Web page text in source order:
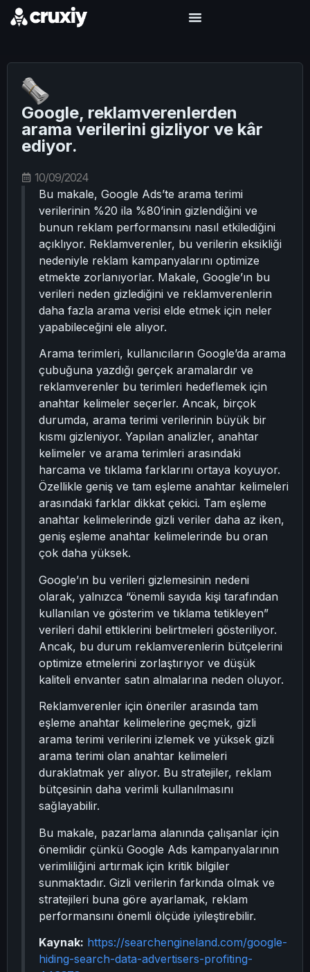
Google, reklamverenlerden
arama verilerini gizliyor ve kâr
ediyor.
10/09/2024
Bu makale, Google Ads’te arama terimi
verilerinin %20 ila %80’inin gizlendiğini ve
bunun reklam performansını nasıl etkilediğini
açıklıyor. Reklamverenler, bu verilerin eksikliği
nedeniyle reklam kampanyalarını optimize
etmekte zorlanıyorlar. Makale, Google’ın bu
verileri neden gizlediğini ve reklamverenlerin
daha fazla arama verisi elde etmek için neler
yapabileceğini ele alıyor.
Arama terimleri, kullanıcıların Google’da arama
çubuğuna yazdığı gerçek aramalardır ve
reklamverenler bu terimleri hedeflemek için
anahtar kelimeler seçerler. Ancak, birçok
durumda, arama terimi verilerinin büyük bir
kısmı gizleniyor. Yapılan analizler, anahtar
kelimeler ve arama terimleri arasındaki
harcama ve tıklama farklarını ortaya koyuyor.
Özellikle geniş ve tam eşleme anahtar kelimeleri
arasındaki farklar dikkat çekici. Tam eşleme
anahtar kelimelerinde gizli veriler daha az iken,
geniş eşleme anahtar kelimelerinde bu oran
çok daha yüksek.
Google’ın bu verileri gizlemesinin nedeni
olarak, yalnızca “önemli sayıda kişi tarafından
kullanılan ve gösterim ve tıklama tetikleyen”
verileri dahil ettiklerini belirtmeleri gösteriliyor.
Ancak, bu durum reklamverenlerin bütçelerini
optimize etmelerini zorlaştırıyor ve düşük
kaliteli envanter satın almalarına neden oluyor.
Reklamverenler için öneriler arasında tam
eşleme anahtar kelimelerine geçmek, gizli
arama terimi verilerini izlemek ve yüksek gizli
arama terimi olan anahtar kelimeleri
duraklatmak yer alıyor. Bu stratejiler, reklam
bütçesinin daha verimli kullanılmasını
sağlayabilir.
Bu makale, pazarlama alanında çalışanlar için
önemlidir çünkü Google Ads kampanyalarının
verimliliğini artırmak için kritik bilgiler
sunmaktadır. Gizli verilerin farkında olmak ve
stratejileri buna göre ayarlamak, reklam
performansını önemli ölçüde iyileştirebilir.
Kaynak: https://searchengineland.com/google-
hiding-search-data-advertisers-profiting-